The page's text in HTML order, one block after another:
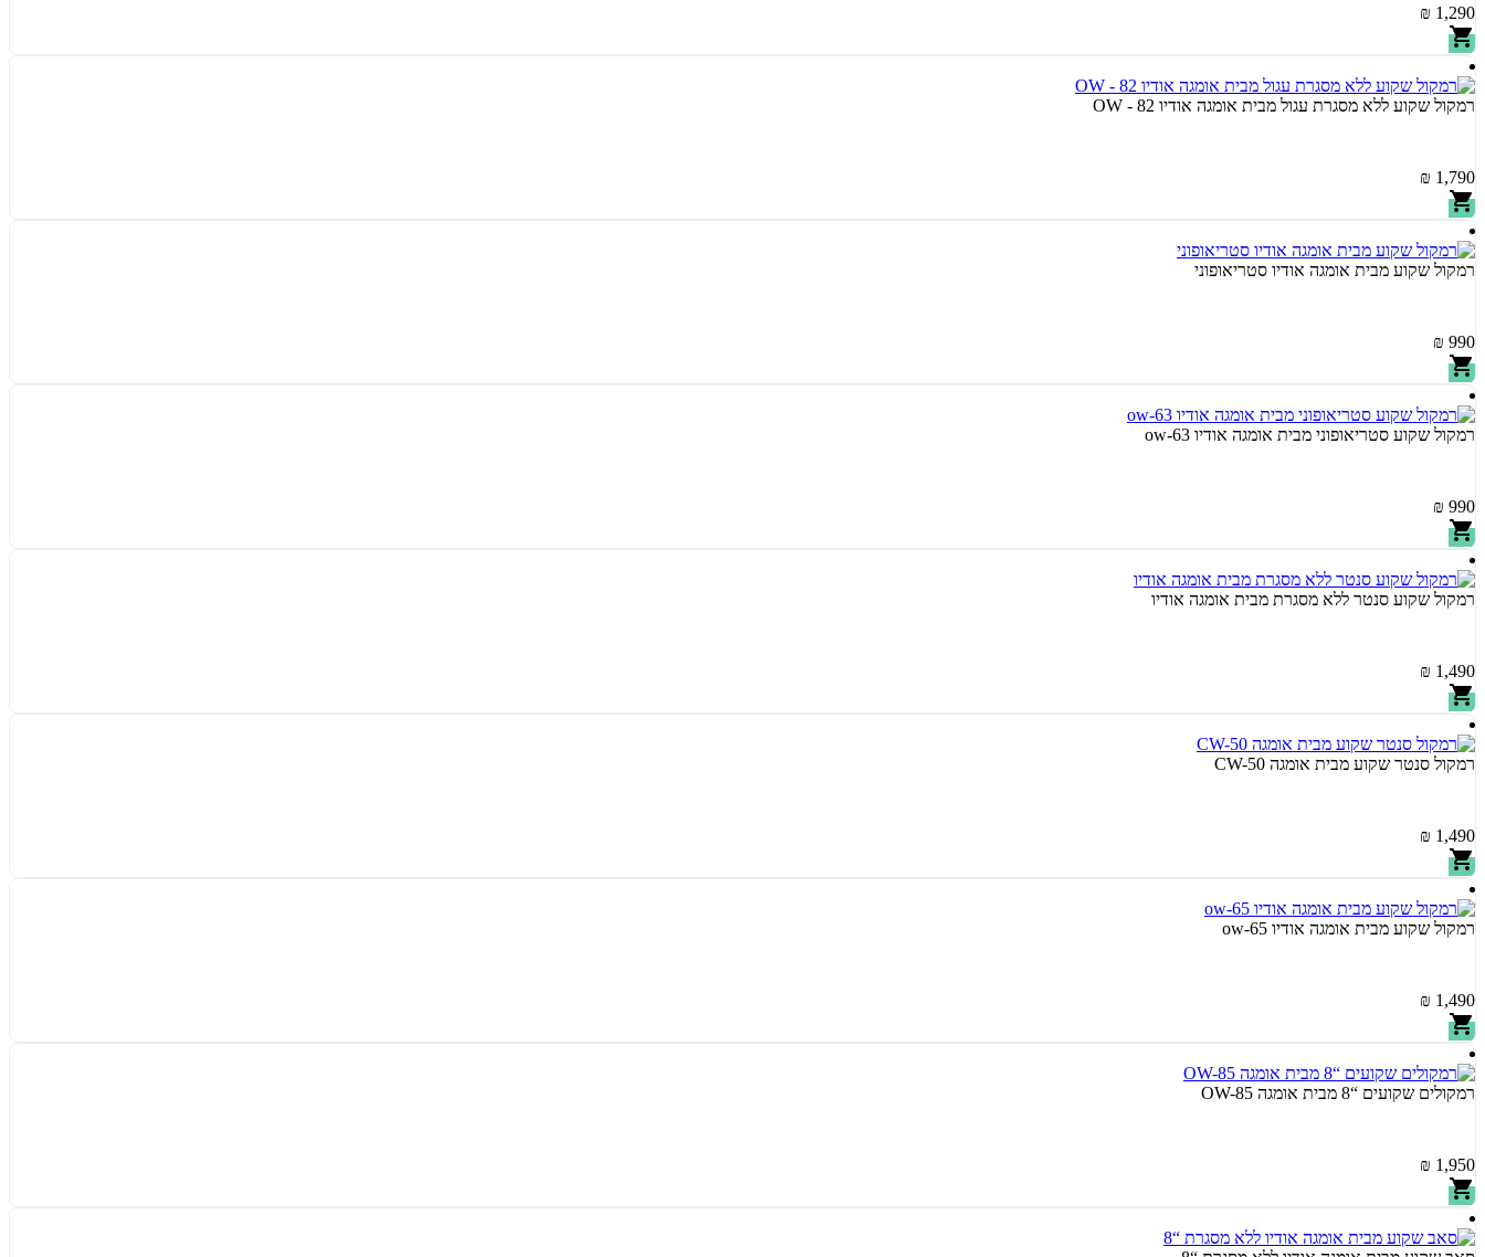
1,290 ₪
רמקול שקוע ללא מסגרת עגול מבית אומגה אודיו OW - 82
1,790 ₪
רמקול שקוע מבית אומגה אודיו סטריאופוני
990 ₪
רמקול שקוע סטריאופוני מבית אומגה אודיו ow-63
990 ₪
רמקול שקוע סנטר ללא מסגרת מבית אומגה אודיו
1,490 ₪
רמקול סנטר שקוע מבית אומגה CW-50
1,490 ₪
רמקול שקוע מבית אומגה אודיו ow-65
1,490 ₪
רמקולים שקועים “8 מבית אומגה OW-85
1,950 ₪